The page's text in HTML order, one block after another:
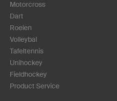
Motorcross
Dart
Roeien
Volleybal
Tafeltennis
Unihockey
Fieldhockey
Product Service